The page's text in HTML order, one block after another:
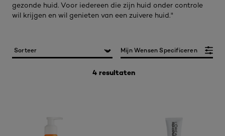
gezonde huid. Voor iedereen die zijn huid onder controle
wil krijgen en wil genieten van een zuivere huid."
4 resultaten
Mijn Wensen Specificeren